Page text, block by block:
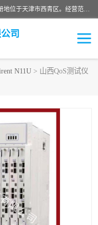
天津市信仪科科技有限公司成立于2013年，注册地位于天津市西青区。经营范围包括计算机软件、电子产品、仪器技术开发、技术转让、技术咨询、技术服务、网络工程、电子监控工程安装等；主要产品有：网络流量测试仪、Ixia XM2、XM12、XGS2、XGS12、400T、1600T、X16网络协议分析仪，Agilent N2X 等等各种型号，欢迎来电咨询。
司
N11U > 山西QoS测试仪
伦Spirent C1
博伦Spirent N4U
伦Spirent SPT-2U
伦SPT-2000A-HS
伦TestCenter
博伦Spirent SPT-9000A